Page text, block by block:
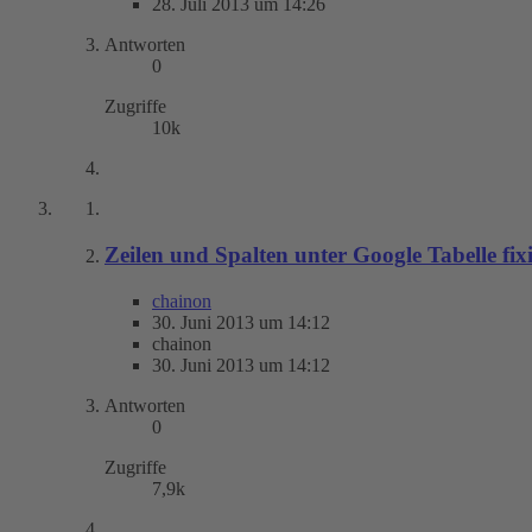
28. Juli 2013 um 14:26
Antworten
0
Zugriffe
10k
Zeilen und Spalten unter Google Tabelle
chainon
30. Juni 2013 um 14:12
chainon
30. Juni 2013 um 14:12
Antworten
0
Zugriffe
7,9k